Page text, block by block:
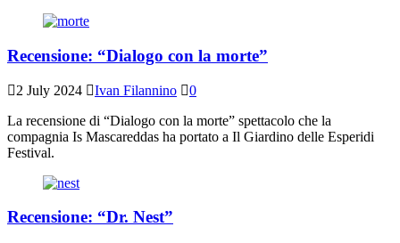
Recensione: “Dialogo con la morte”
2 July 2024 Ivan Filannino
0
La recensione di “Dialogo con la morte” spettacolo che la
compagnia Is Mascareddas ha portato a Il Giardino delle Esperidi
Festival.
Recensione: “Dr. Nest”